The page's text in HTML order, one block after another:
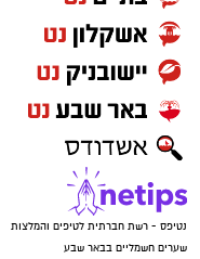
נטיפס - רשת חברתית לטיפים והמלצות
שערים חשמליים בבאר שבע